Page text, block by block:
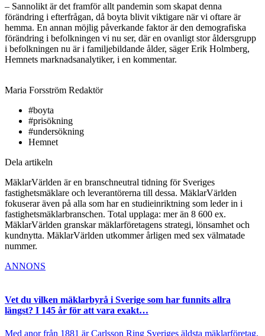
– Sannolikt är det framför allt pandemin som skapat denna
förändring i efterfrågan, då boyta blivit viktigare när vi oftare är
hemma. En annan möjlig påverkande faktor är den demografiska
förändring i befolkningen vi nu ser, där en ovanligt stor åldersgrupp
i befolkningen nu är i familjebildande ålder, säger Erik Holmberg,
Hemnets marknadsanalytiker, i en kommentar.
Maria Forsström Redaktör
#boyta
#prisökning
#undersökning
Hemnet
Dela artikeln
MäklarVärlden är en branschneutral tidning för Sveriges
fastighetsmäklare och leverantörerna till dessa. MäklarVärlden
fokuserar även på alla som har en studieinriktning som leder in i
fastighetsmäklarbranschen. Total upplaga: mer än 8 600 ex.
MäklarVärlden granskar mäklarföretagens strategi, lönsamhet och
kundnytta. MäklarVärlden utkommer årligen med sex välmatade
nummer.
ANNONS
Vet du vilken mäklarbyrå i Sverige som har funnits allra
längst? I 145 år för att vara exakt…
Med anor från 1881 är Carlsson Ring Sveriges äldsta mäklarföretag.